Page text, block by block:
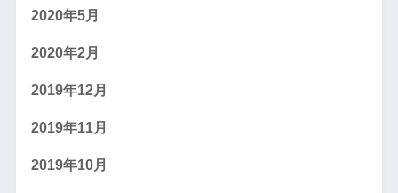
2020年5月
2020年2月
2019年12月
2019年11月
2019年10月